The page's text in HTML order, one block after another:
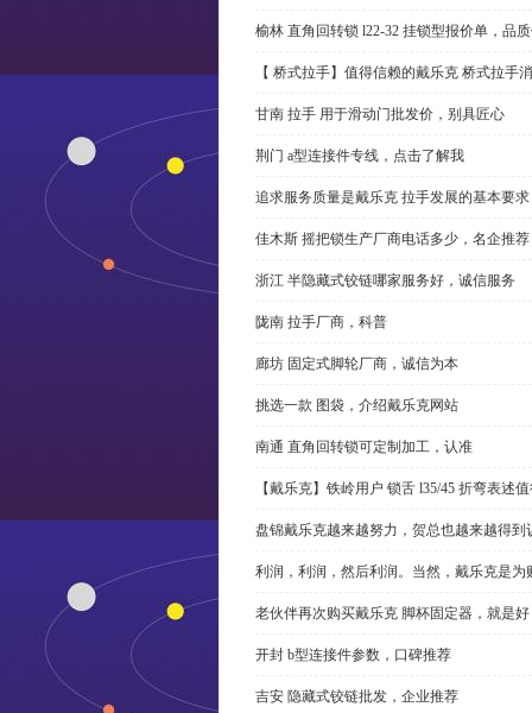
榆林 直角回转锁 l22-32 挂锁型报价单，品
【 桥式拉手】值得信赖的戴乐克 桥式拉手
甘南 拉手 用于滑动门批发价，别具匠心
荆门 a型连接件专线，点击了解我
追求服务质量是戴乐克 拉手发展的基本要求
佳木斯 摇把锁生产厂商电话多少，名企推荐
浙江 半隐藏式铰链哪家服务好，诚信服务
陇南 拉手厂商，科普
廊坊 固定式脚轮厂商，诚信为本
挑选一款 图袋，介绍戴乐克网站
南通 直角回转锁可定制加工，认准
【戴乐克】铁岭用户 锁舌 l35/45 折弯表述
盘锦戴乐克越来越努力，贺总也越来越得到
利润，利润，然后利润。当然，戴乐克是为
老伙伴再次购买戴乐克 脚杯固定器，就是
开封 b型连接件参数，口碑推荐
吉安 隐藏式铰链批发，企业推荐